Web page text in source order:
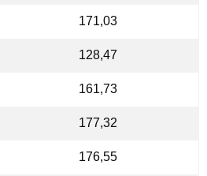
171,03
128,47
161,73
177,32
176,55